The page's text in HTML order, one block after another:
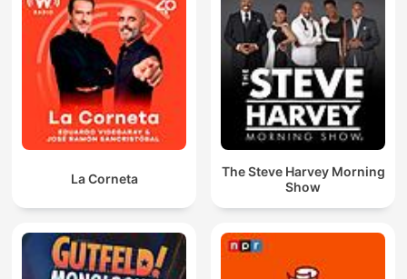
La Corneta
The Steve Harvey Morning
Show